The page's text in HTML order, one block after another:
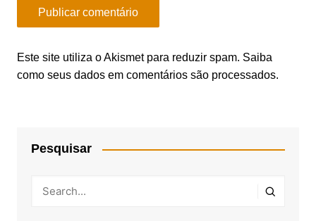
Este site utiliza o Akismet para reduzir spam. Saiba
como seus dados em comentários são processados.
Pesquisar